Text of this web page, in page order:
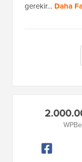
gerekir… Daha